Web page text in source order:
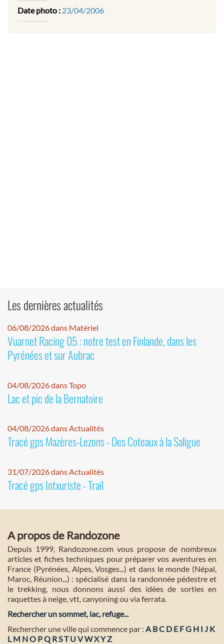
Date photo : 23/04/2006
Les dernières actualités
06/08/2026 dans Matériel
Vuarnet Racing 05 : notre test en Finlande, dans les
Pyrénées et sur Aubrac
04/08/2026 dans Topo
Lac et pic de la Bernatoire
04/08/2026 dans Actualités
Tracé gps Mazères-Lezons - Des Coteaux à la Saligue
31/07/2026 dans Actualités
Tracé gps Intxuriste - Trail
A propos de Randozone
Depuis 1999, Randozone.com vous propose de nombreux
articles et fiches techniques pour préparer vos aventures en
France (Pyrénées, Alpes, Vosges...) et dans le monde (Népal,
Maroc, Réunion...) : spécialisé dans la randonnée pédestre et
le trekking, nous donnons aussi des idées de sorties en
raquettes à neige, vtt, canyoning ou via ferrata.
Rechercher un sommet, lac, refuge...
Rechercher une ville qui commence par : A BC D E FG H I J K
L M NO PQ RST U VWXYZ